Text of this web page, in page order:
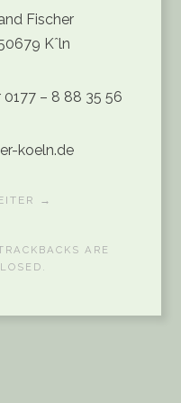
Fischer
Kˆln
– 8 88 35 56
koeln.de
→
ARE